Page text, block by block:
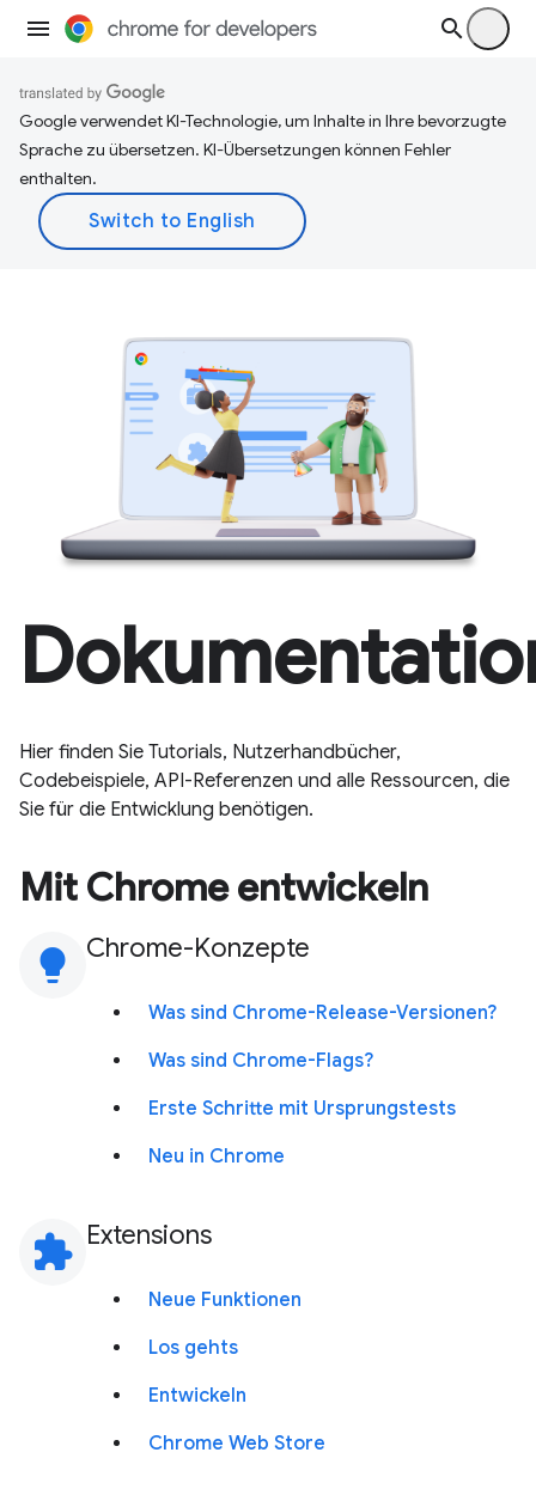
Google verwendet KI-Technologie, um Inhalte in Ihre bevorzugte
Sprache zu übersetzen. KI-Übersetzungen können Fehler
enthalten.
Hier finden Sie Tutorials, Nutzerhandbücher,
Codebeispiele, API-Referenzen und alle Ressourcen, die
Sie für die Entwicklung benötigen.
Mit Chrome entwickeln
lightbulb Chrome-Konzepte
Was sind Chrome-Release-Versionen?
Was sind Chrome-Flags?
Erste Schritte mit Ursprungstests
Neu in Chrome
extension Extensions
Neue Funktionen
Los gehts
Entwickeln
Chrome Web Store